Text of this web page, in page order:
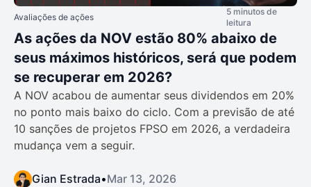
Avaliações de ações
5 minutos de
leitura
As ações da NOV estão 80% abaixo de
seus máximos históricos, será que podem
se recuperar em 2026?
A NOV acabou de aumentar seus dividendos em 20%
no ponto mais baixo do ciclo. Com a previsão de até
10 sanções de projetos FPSO em 2026, a verdadeira
mudança vem a seguir.
Gian Estrada•Mar 13, 2026